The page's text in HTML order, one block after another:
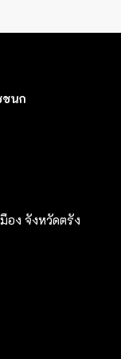
นก
อง จังหวัดตรัง